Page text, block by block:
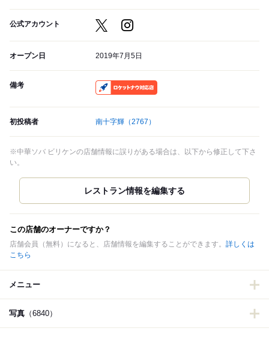
公式アカウント
オープン日 2019年7月5日
備考
初投稿者 南十字輝 （2767）
※中華ソバ ビリケンの店舗情報に誤りがある場合は、以下から修正して下さ
い。
この店舗のオーナーですか？
店舗会員（無料）になると、店舗情報を編集することができます。 詳しくは
こちら
メニュー
写真 （6840）